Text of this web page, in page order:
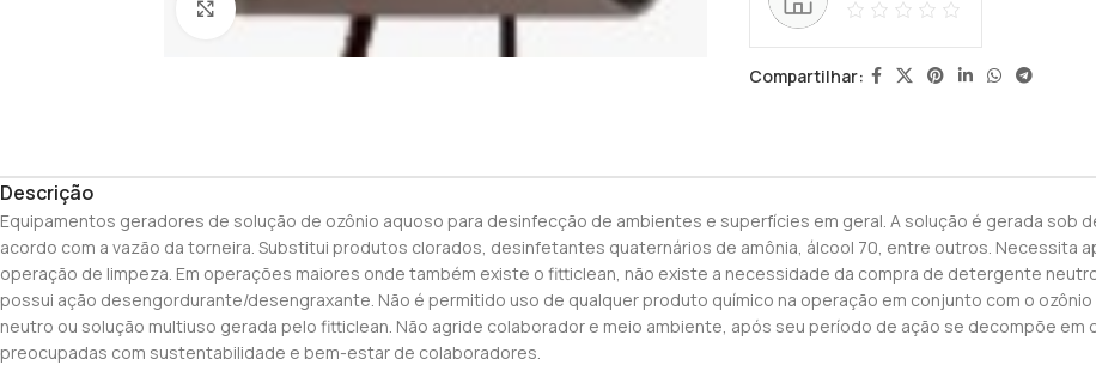
Clique para ampliar
Compartilhar:
Descrição
Equipamentos geradores de solução de ozônio aquoso para desinfecção de ambientes e superfícies em geral. A solução é gerada sob
acordo com a vazão da torneira. Substitui produtos clorados, desinfetantes quaternários de amônia, álcool 70, entre outros. Necessita
operação de limpeza. Em operações maiores onde também existe o fitticlean, não existe a necessidade da compra de detergente
possui ação desengordurante/desengraxante. Não é permitido uso de qualquer produto químico na operação em conjunto com o
neutro ou solução multiuso gerada pelo fitticlean. Não agride colaborador e meio ambiente, após seu período de ação se decompõe em
preocupadas com sustentabilidade e bem-estar de colaboradores.